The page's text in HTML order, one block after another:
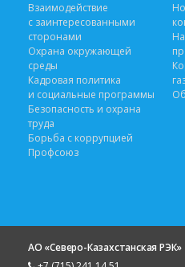
Взаимодействие
с заинтересованными
сторонами
Охрана окружающей
среды
Кадровая политика
и социальные программы
Безопасность и охрана
труда
Борьба с коррупцией
Профсоюз
АО «Северо-Казахстанская РЭК»